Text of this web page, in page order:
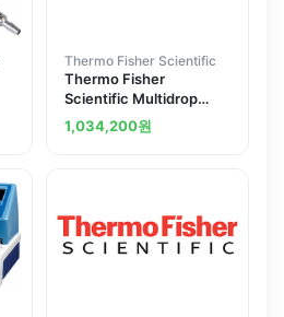
Thermo Fisher Scientific
Thermo Fisher
Scientific Multidrop
Combi SMART Reagent
Dispenser Accessories
1,034,200원